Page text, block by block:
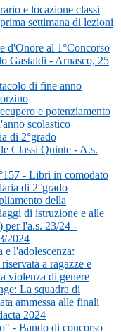
e locazione classi
settimana di lezioni
d'Onore al 1°Concorso
Gastaldi - Arnasco, 25
di fine anno
e potenziamento
scolastico
di 2°grado
Classi Quinte - A.s.
- Libri in comodato
di 2°grado
della
di istruzione e alle
per l'a.s. 23/24 -
2024
l'adolescenza:
a ragazze e
violenza di genere
La squadra di
ammessa alle finali
2024
- Bando di concorso